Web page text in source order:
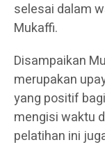
selesai dalam
Mukaffi.
Disampaikan
merupakan
yang positif
mengisi waktu
pelatihan ini